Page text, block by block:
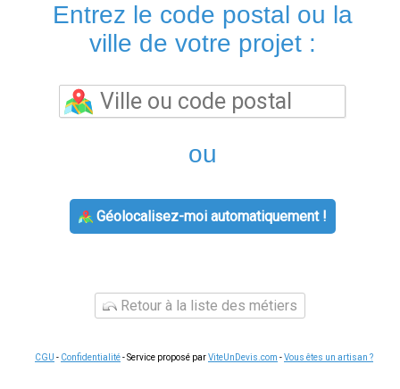
Entrez le code postal ou la
ville de votre projet :
ou
Géolocalisez-moi automatiquement !
Retour à la liste des métiers
CGU - Confidentialité- Service proposé parViteUnDevis.com -Vous êtes un artisan ?